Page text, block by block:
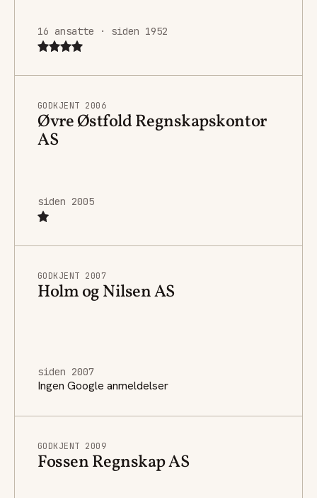
16 ansatte · siden 1952
GODKJENT 2006
Øvre Østfold Regnskapskontor
AS
siden 2005
GODKJENT 2007
Holm og Nilsen AS
siden 2007
Ingen Google anmeldelser
GODKJENT 2009
Fossen Regnskap AS